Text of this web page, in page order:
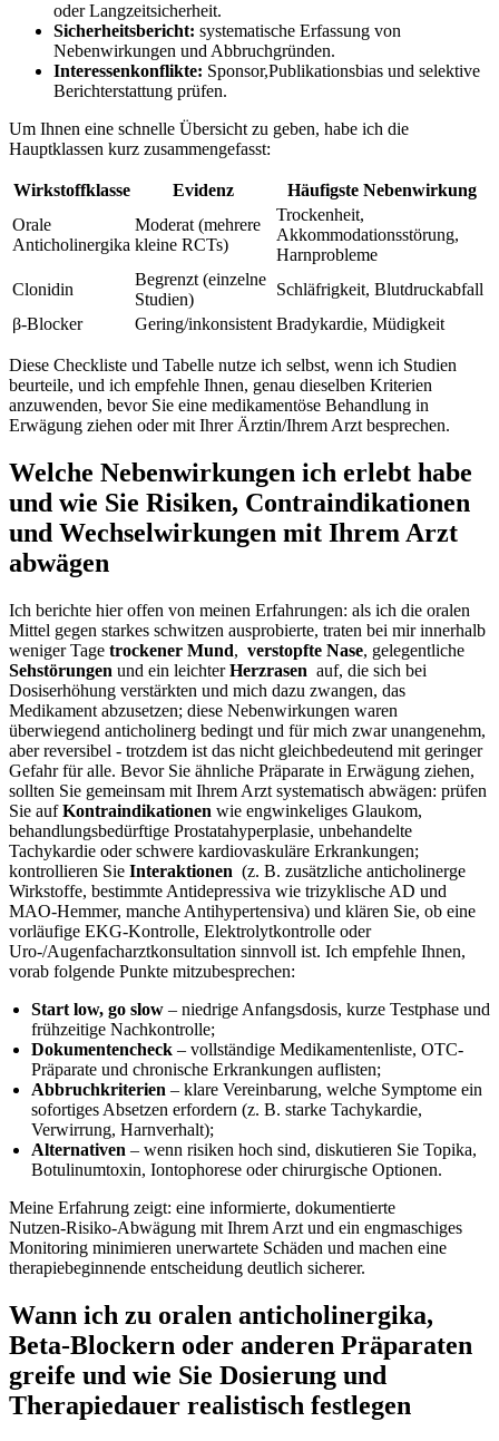
oder‌ Langzeitsicherheit.
Sicherheitsbericht: systematische Erfassung von
Nebenwirkungen‍ und⁤ Abbruchgründen.
Interessenkonflikte: Sponsor,Publikationsbias und selektive
Berichterstattung prüfen.
Um Ihnen eine ⁣schnelle Übersicht zu ‌geben, ​habe ich die
Hauptklassen kurz zusammengefasst:
Wirkstoffklasse Evidenz
Häufigste Nebenwirkung
Orale⁢
Anticholinergika
Moderat (mehrere
kleine RCTs)
Trockenheit,
Akkommodationsstörung,
Harnprobleme
Clonidin
Begrenzt ‍(einzelne
Studien)
Schläfrigkeit, Blutdruckabfall
β‑Blocker
Gering/inkonsistent Bradykardie, Müdigkeit
Diese Checkliste und‌ Tabelle nutze ich selbst, wenn‍ ich Studien
⁣beurteile, und ich empfehle Ihnen, ⁣genau dieselben Kriterien
anzuwenden,‍ bevor Sie⁣ eine medikamentöse ⁤Behandlung in
Erwägung ziehen oder mit Ihrer​ Ärztin/Ihrem Arzt besprechen.
Welche Nebenwirkungen ich erlebt habe
und wie Sie‍ Risiken, Contraindikationen
und Wechselwirkungen mit Ihrem Arzt⁣
abwägen
Ich berichte hier offen von⁣ meinen Erfahrungen: als ich die ‌oralen
Mittel gegen starkes schwitzen ausprobierte, ⁢traten bei mir innerhalb
weniger ⁢Tage trockener Mund, ‍ verstopfte Nase, gelegentliche
Sehstörungen ​und ein leichterHerzrasen ⁢ auf, die ‍sich bei
Dosiserhöhung verstärkten und mich ‌dazu ‌zwangen, das
Medikament abzusetzen; diese Nebenwirkungen waren
überwiegend anticholinerg bedingt und für mich zwar ‍unangenehm,
aber​ reversibel -⁤ trotzdem⁢ ist⁣ das nicht gleichbedeutend mit geringer
Gefahr für alle. Bevor Sie ähnliche Präparate in Erwägung ziehen,
sollten Sie gemeinsam mit Ihrem Arzt systematisch abwägen: prüfen
‌Sie aufKontraindikationen wie engwinkeliges Glaukom,⁤
behandlungsbedürftige Prostatahyperplasie,‍ unbehandelte‍
Tachykardie oder⁢ schwere kardiovaskuläre Erkrankungen;
kontrollieren Sie Interaktionen ‍ (z. B. zusätzliche ‌anticholinerge
Wirkstoffe,⁤ bestimmte Antidepressiva wie trizyklische AD und
MAO-Hemmer, ‌manche Antihypertensiva) ‌und⁢ klären Sie, ob eine
vorläufige EKG‑Kontrolle, Elektrolytkontrolle oder
⁢Uro‑/Augenfacharztkonsultation sinnvoll ist.⁣ Ich empfehle⁢ Ihnen,
vorab⁤ folgende Punkte mitzubesprechen:
Start low, go ‌slow – niedrige Anfangsdosis, kurze Testphase und
frühzeitige Nachkontrolle;
Dokumentencheck – vollständige Medikamentenliste, ‌OTC-
Präparate und chronische Erkrankungen auflisten;
Abbruchkriterien – klare Vereinbarung, welche Symptome ein
⁢sofortiges ⁣Absetzen erfordern‍ (z. B. starke ⁤Tachykardie,
Verwirrung, Harnverhalt);
Alternativen – wenn risiken hoch sind, diskutieren Sie Topika,
Botulinumtoxin, Iontophorese oder‍ chirurgische Optionen.
Meine Erfahrung zeigt: eine informierte, dokumentierte
Nutzen‑Risiko‑Abwägung‍ mit Ihrem Arzt und ein engmaschiges
Monitoring minimieren unerwartete Schäden und machen eine
therapiebeginnende entscheidung ⁤deutlich sicherer.
Wann ich zu oralen anticholinergika,⁢
Beta-Blockern oder anderen Präparaten
greife und wie Sie⁣ Dosierung⁢ und
Therapiedauer realistisch festlegen